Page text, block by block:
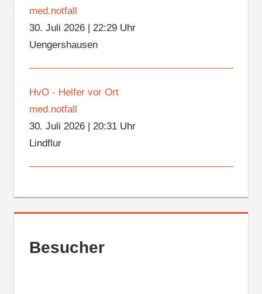
med.notfall
30. Juli 2026| 22:29 Uhr
Uengershausen
HvO - Helfer vor Ort
med.notfall
30. Juli 2026| 20:31 Uhr
Lindflur
Besucher